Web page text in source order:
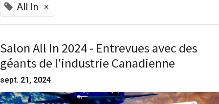
All In ×
Salon All In 2024 - Entrevues avec des
géants de l'industrie Canadienne
sept. 21, 2024